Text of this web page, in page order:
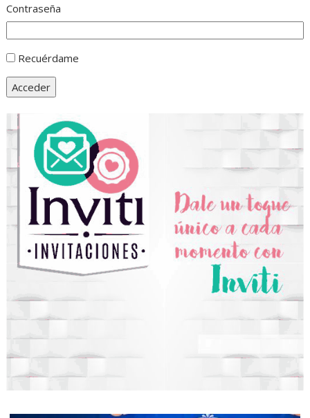
Contraseña
Recuérdame
Acceder